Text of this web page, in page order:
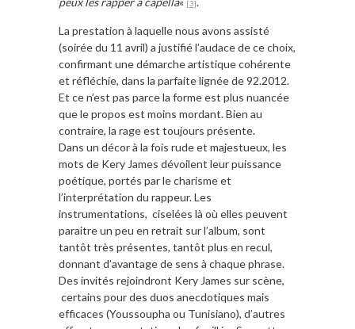
[3]
La prestation à laquelle nous avons assisté
(soirée du 11 avril) a justifié l’audace de ce choix,
confirmant une démarche artistique cohérente
et réfléchie, dans la parfaite lignée de 92.2012.
Et ce n’est pas parce la forme est plus nuancée
que le propos est moins mordant. Bien au
contraire, la rage est toujours présente.
Dans un décor à la fois rude et majestueux, les
mots de Kery James dévoilent leur puissance
poétique, portés par le charisme et
l’interprétation du rappeur. Les
instrumentations, ciselées là où elles peuvent
paraitre un peu en retrait sur l’album, sont
tantôt très présentes, tantôt plus en recul,
donnant d’avantage de sens à chaque phrase.
Des invités rejoindront Kery James sur scène,
certains pour des duos anecdotiques mais
efficaces (Youssoupha ou Tunisiano), d’autres